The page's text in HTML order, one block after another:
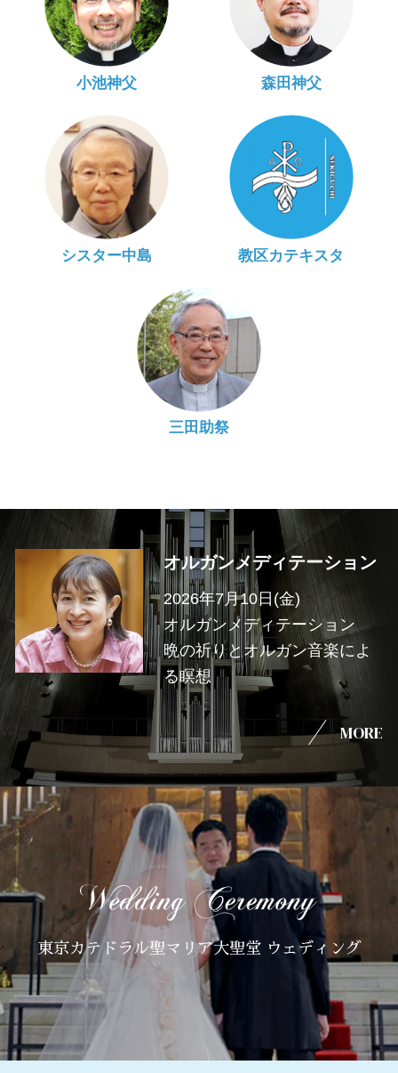
小池神父 森田神父
シスター中島 教区カテキスタ
三田助祭
オルガンメディテーション
2026年7月10日(金)
オルガンメディテーション
晩の祈りとオルガン音楽によ
る瞑想
MORE
東京カテドラル聖マリア大聖堂 ウェディング